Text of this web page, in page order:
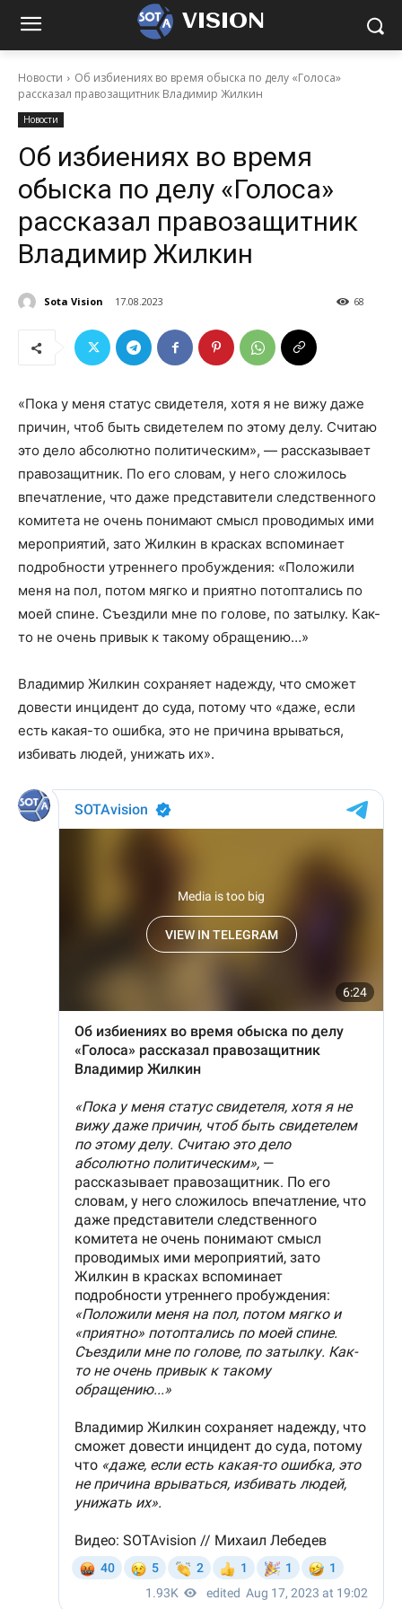
VISION
Новости
Об избиениях во время обыска по делу «Голоса»
рассказал правозащитник Владимир Жилкин
Новости
Об избиениях во время
обыска по делу «Голоса»
рассказал правозащитник
Владимир Жилкин
Sota Vision 17.08.2023 68
«Пока у меня статус свидетеля, хотя я не вижу даже
причин, чтоб быть свидетелем по этому делу. Считаю
это дело абсолютно политическим», — рассказывает
правозащитник. По его словам, у него сложилось
впечатление, что даже представители следственного
комитета не очень понимают смысл проводимых ими
мероприятий, зато Жилкин в красках вспоминает
подробности утреннего пробуждения: «Положили
меня на пол, потом мягко и приятно потоптались по
моей спине. Съездили мне по голове, по затылку. Как-
то не очень привык к такому обращению…»
Владимир Жилкин сохраняет надежду, что сможет
довести инцидент до суда, потому что «даже, если
есть какая-то ошибка, это не причина врываться,
избивать людей, унижать их».